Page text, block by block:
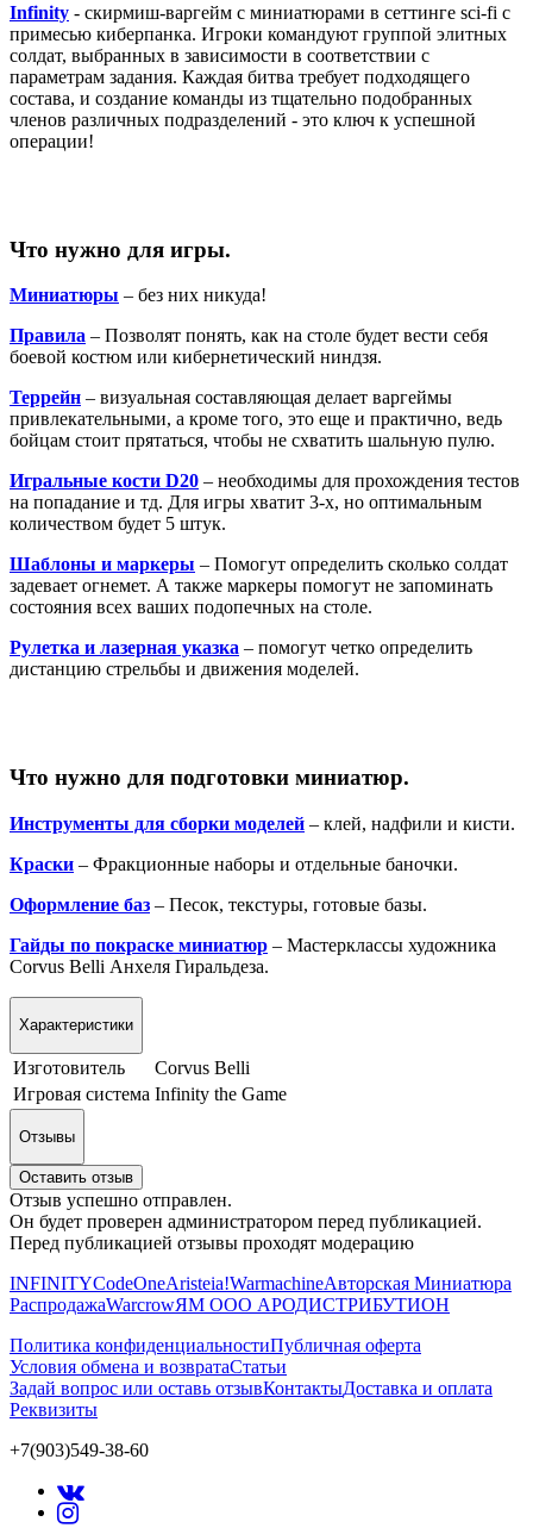
Infinity - скирмиш-варгейм с миниатюрами в сеттинге sci-fi с
примесью киберпанка. Игроки командуют группой элитных
солдат, выбранных в зависимости в соответствии с
параметрам задания. Каждая битва требует подходящего
состава, и создание команды из тщательно подобранных
членов различных подразделений - это ключ к успешной
операции!
Что нужно для игры.
Миниатюры – без них никуда!
Правила – Позволят понять, как на столе будет вести себя
боевой костюм или кибернетический ниндзя.
Террейн – визуальная составляющая делает варгеймы
привлекательными, а кроме того, это еще и практично, ведь
бойцам стоит прятаться, чтобы не схватить шальную пулю.
Игральные кости D20 – необходимы для прохождения тестов
на попадание и тд. Для игры хватит 3-х, но оптимальным
количеством будет 5 штук.
Шаблоны и маркеры – Помогут определить сколько солдат
задевает огнемет. А также маркеры помогут не запоминать
состояния всех ваших подопечных на столе.
Рулетка и лазерная указка – помогут четко определить
дистанцию стрельбы и движения моделей.
Что нужно для подготовки миниатюр.
Инструменты для сборки моделей – клей, надфили и кисти.
Краски – Фракционные наборы и отдельные баночки.
Оформление баз – Песок, текстуры, готовые базы.
Гайды по покраске миниатюр – Мастерклассы художника
Corvus Belli Анхеля Гиральдеза.
Характеристики
Изготовитель
Corvus Belli
Игровая система Infinity the Game
Отзывы
Оставить отзыв
Отзыв успешно отправлен.
Он будет проверен администратором перед публикацией.
Перед публикацией отзывы проходят модерацию
INFINITYCodeOneAristeia!WarmachineАвторская Миниатюра
РаспродажаWarcrowЯМ ООО АРОДИСТРИБУТИОН
Политика конфиденциальностиПубличная оферта
Условия обмена и возвратаСтатьи
Задай вопрос или оставь отзывКонтактыДоставка и оплата
Реквизиты
+7(903)549-38-60